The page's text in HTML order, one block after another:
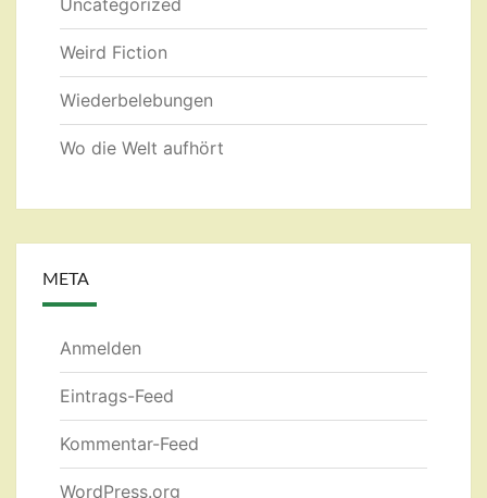
Uncategorized
Weird Fiction
Wiederbelebungen
Wo die Welt aufhört
META
Anmelden
Eintrags-Feed
Kommentar-Feed
WordPress.org